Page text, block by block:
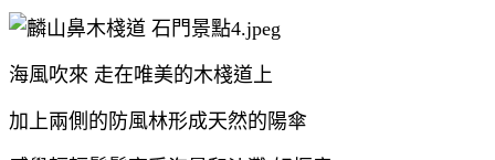
海風吹來 走在唯美的木棧道上
加上兩側的防風林形成天然的陽傘